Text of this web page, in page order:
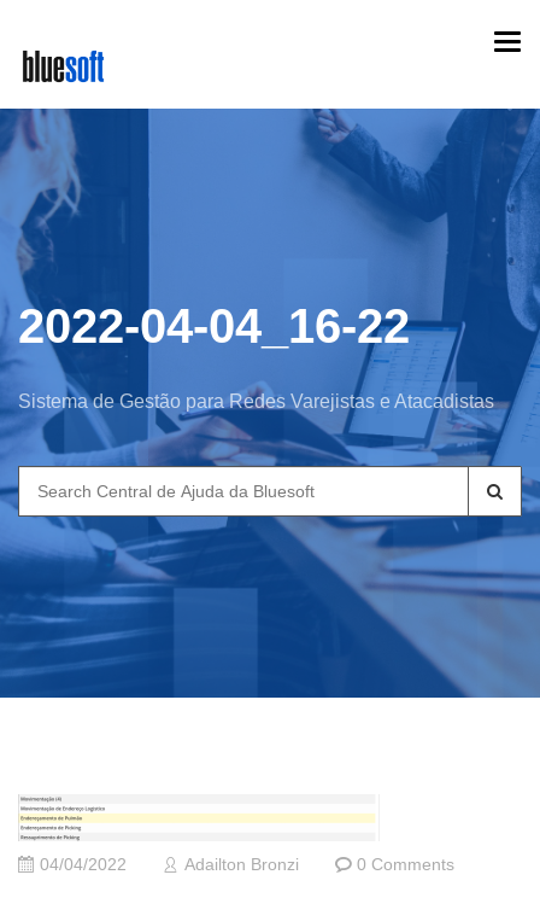
main
content
2022-04-04_16-22
Sistema de Gestão para Redes Varejistas e Atacadistas
Search
for:
04/04/2022 Adailton Bronzi 0 Comments